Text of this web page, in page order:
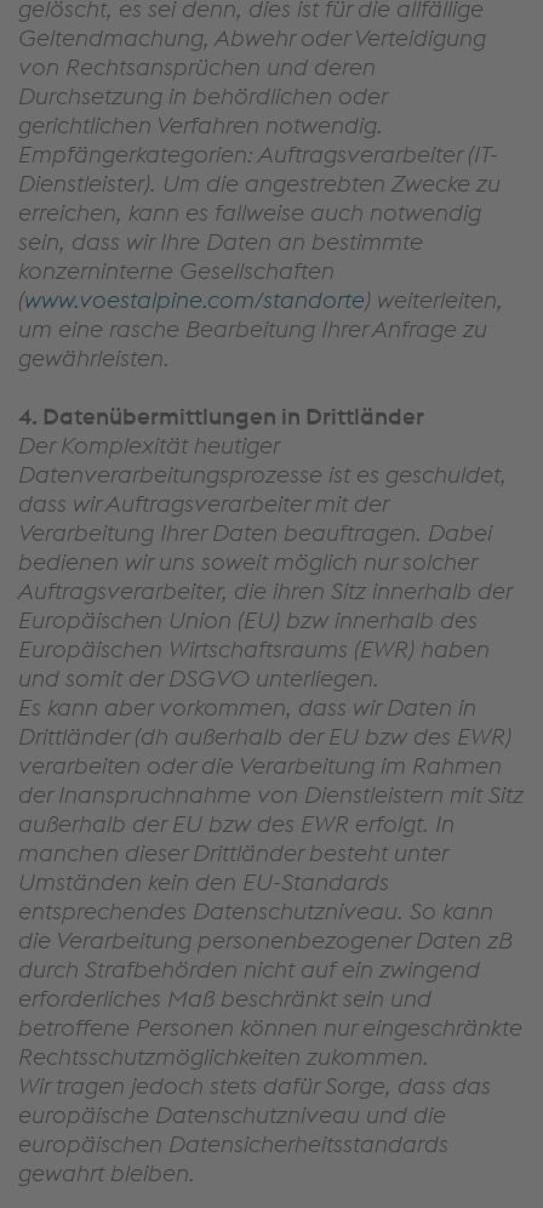
gelöscht, es sei denn, dies ist für die allfällige
Geltendmachung, Abwehr oder Verteidigung
von Rechtsansprüchen und deren
Durchsetzung in behördlichen oder
gerichtlichen Verfahren notwendig.
Empfängerkategorien: Auftragsverarbeiter (IT-
Dienstleister). Um die angestrebten Zwecke zu
erreichen, kann es fallweise auch notwendig
sein, dass wir Ihre Daten an bestimmte
konzerninterne Gesellschaften
(www.voestalpine.com/standorte) weiterleiten,
um eine rasche Bearbeitung Ihrer Anfrage zu
gewährleisten.
4. Datenübermittlungen in Drittländer
Der Komplexität heutiger
Datenverarbeitungsprozesse ist es geschuldet,
dass wir Auftragsverarbeiter mit der
Verarbeitung Ihrer Daten beauftragen. Dabei
bedienen wir uns soweit möglich nur solcher
Auftragsverarbeiter, die ihren Sitz innerhalb der
Europäischen Union (EU) bzw innerhalb des
Europäischen Wirtschaftsraums (EWR) haben
und somit der DSGVO unterliegen.
Es kann aber vorkommen, dass wir Daten in
Drittländer (dh außerhalb der EU bzw des EWR)
verarbeiten oder die Verarbeitung im Rahmen
der Inanspruchnahme von Dienstleistern mit Sitz
außerhalb der EU bzw des EWR erfolgt. In
manchen dieser Drittländer besteht unter
Umständen kein den EU-Standards
entsprechendes Datenschutzniveau. So kann
die Verarbeitung personenbezogener Daten zB
durch Strafbehörden nicht auf ein zwingend
erforderliches Maß beschränkt sein und
betroffene Personen können nur eingeschränkte
Rechtsschutzmöglichkeiten zukommen.
Wir tragen jedoch stets dafür Sorge, dass das
europäische Datenschutzniveau und die
europäischen Datensicherheitsstandards
gewahrt bleiben.